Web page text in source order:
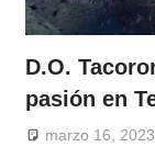
D.O.
pasión en
marzo 16, 2023